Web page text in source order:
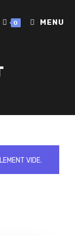
0 MENU
VIDE.